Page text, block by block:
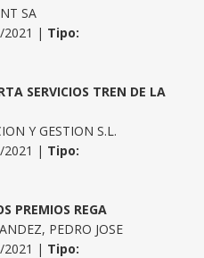
SA
2021 | Tipo:
SERVICIOS TREN DE LA
Y GESTION S.L.
2021 | Tipo:
PREMIOS REGA
PEDRO JOSE
2021 | Tipo: